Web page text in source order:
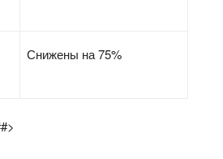
Снижены на 75%